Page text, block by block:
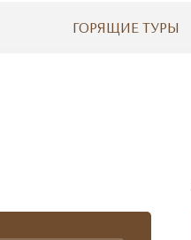
ГОРЯЩИЕ ТУРЫ